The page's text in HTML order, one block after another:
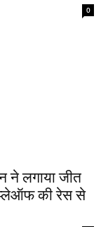
0
ने लगाया जीत
प्लेऑफ की रेस से